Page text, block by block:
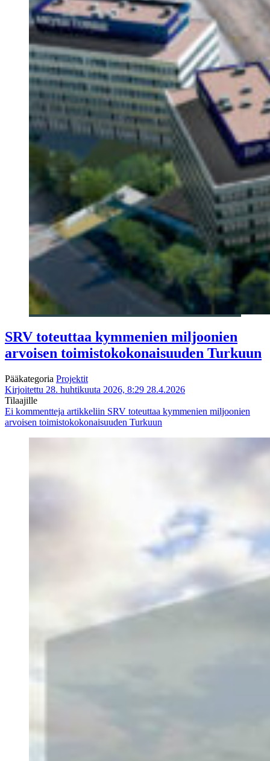
SRV toteuttaa kymmenien miljoonien
arvoisen toimistokokonaisuuden Turkuun
Pääkategoria Projektit
Kirjoitettu 28. huhtikuuta 2026, 8:29 28.4.2026
Tilaajille
Ei kommentteja artikkeliin SRV toteuttaa kymmenien miljoonien
arvoisen toimistokokonaisuuden Turkuun